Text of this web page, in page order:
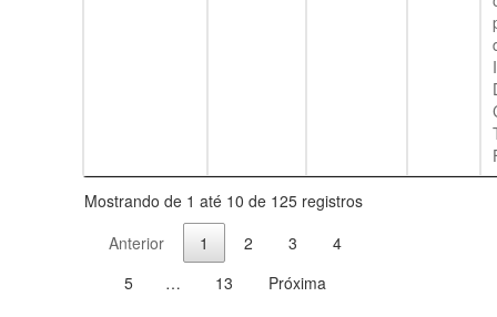
Mostrando de 1 até 10 de 125 registros
Anterior
1 2 3
4
5
… 13 Próxima